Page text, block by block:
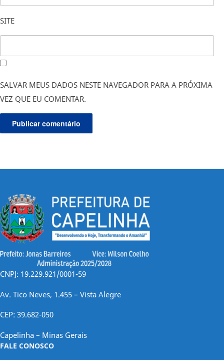
SITE
SALVAR MEUS DADOS NESTE NAVEGADOR PARA A PRÓXIMA
VEZ QUE EU COMENTAR.
CNPJ: 19.229.921/0001-59
Av. Tico Neves, 1.455 – Vista Alegre
CEP: 39.682-050
Capelinha – Minas Gerais
FALE CONOSCO